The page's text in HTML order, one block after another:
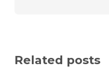
Related posts